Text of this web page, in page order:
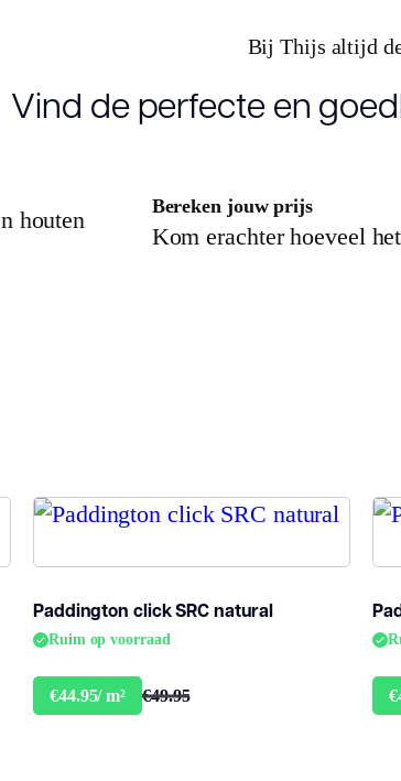
Bij Thijs altijd
Vind de perfecte en
houten
Bereken jouw prijs
Kom erachter hoeveel
Paddington click SRC natural
Ruim op voorraad
€44.95/ m² €49.95